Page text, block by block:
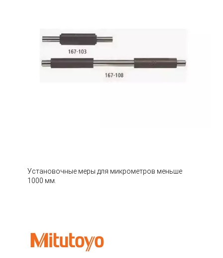
Установочные меры для микрометров меньше
1000 мм.